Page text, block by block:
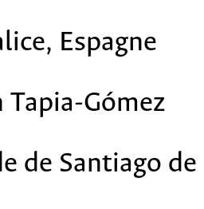
Espagne
Gómez
de Santiago